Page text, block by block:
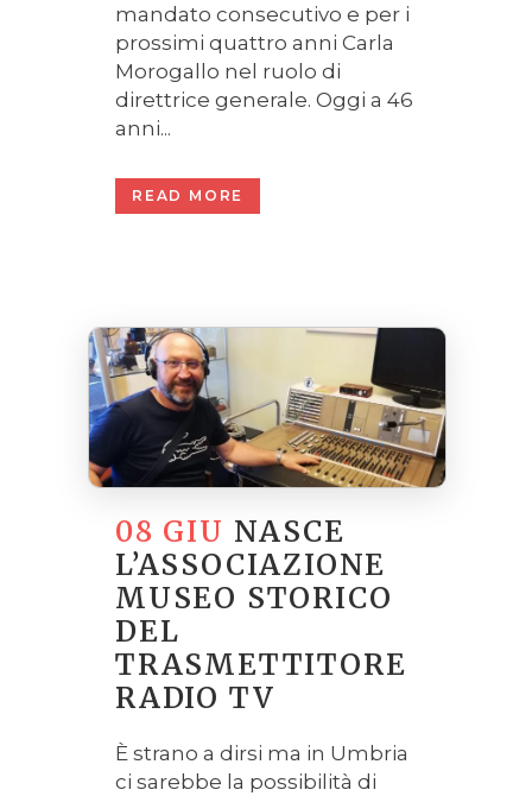
mandato consecutivo e per i
prossimi quattro anni Carla
Morogallo nel ruolo di
direttrice generale. Oggi a 46
anni...
READ MORE
08 GIU NASCE
L’ASSOCIAZIONE
MUSEO STORICO
DEL
TRASMETTITORE
RADIO TV
È strano a dirsi ma in Umbria
ci sarebbe la possibilità di